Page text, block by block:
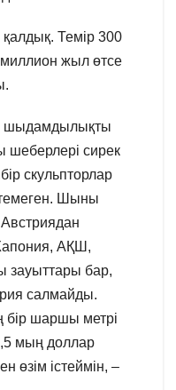
Темір 300
жыл өтсе
шеберлері сирек
скульпторлар
Шыны
АҚШ,
зауыттары бар,
салмайды.
шаршы метрі
мың доллар
өзім істеймін, –